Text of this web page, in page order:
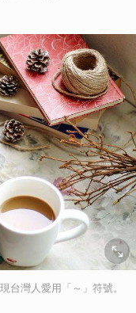
台灣人愛用「～」符號。